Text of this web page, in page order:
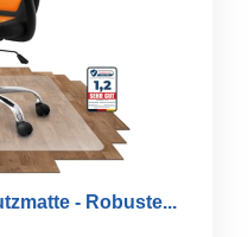
- Robuste...